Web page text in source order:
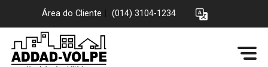
Área do Cliente (014) 3104-1234